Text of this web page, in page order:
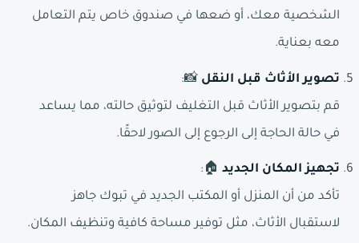
الشخصية معك، أو ضعها في صندوق خاص يتم التعامل
معه بعناية.
تصوير الأثاث قبل النقل 📸:
قم بتصوير الأثاث قبل التغليف لتوثيق حالته، مما يساعد
في حالة الحاجة إلى الرجوع إلى الصور لاحقًا.
تجهيز المكان الجديد🏠:
تأكد من أن المنزل أو المكتب الجديد في تبوك جاهز
لاستقبال الأثاث، مثل توفير مساحة كافية وتنظيف المكان.